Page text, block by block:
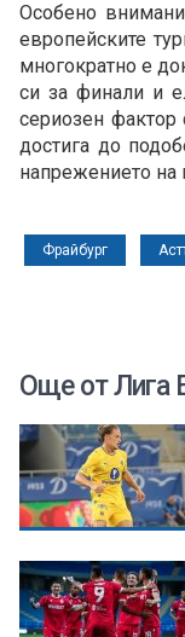
Особено
европейските
многократно е
си за финали и
сериозен
достига до
напрежението
Фрайбург
Още от Лига